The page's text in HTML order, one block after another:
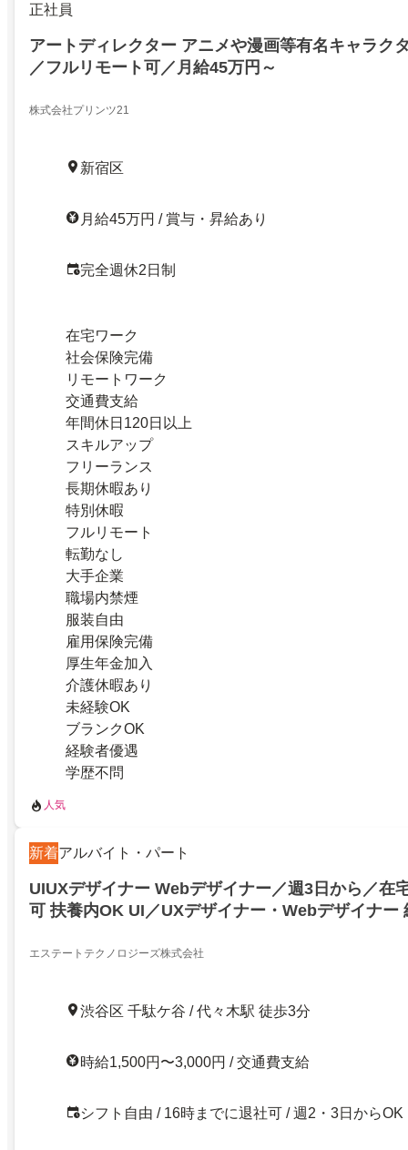
正社員
アートディレクター アニメや漫画等有名キャラク
／フルリモート可／月給45万円～
株式会社プリンツ21
新宿区
月給45万円 / 賞与・昇給あり
完全週休2日制
在宅ワーク
社会保険完備
リモートワーク
交通費支給
年間休日120日以上
スキルアップ
フリーランス
長期休暇あり
特別休暇
フルリモート
転勤なし
大手企業
職場内禁煙
服装自由
雇用保険完備
厚生年金加入
介護休暇あり
未経験OK
ブランクOK
経験者優遇
学歴不問
人気
新着アルバイト・パート
UIUXデザイナー Webデザイナー／週3日から／在
可 扶養内OK UI／UXデザイナー・Webデザイナー
エステートテクノロジーズ株式会社
渋谷区 千駄ケ谷 / 代々木駅 徒歩3分
時給1,500円〜3,000円 / 交通費支給
シフト自由 / 16時までに退社可 / 週2・3日からOK